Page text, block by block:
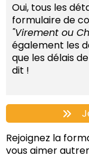
Oui, tous les
formulaire de
"Virement ou
également les
que les délais
dit !
Rejoignez la
vous aimer